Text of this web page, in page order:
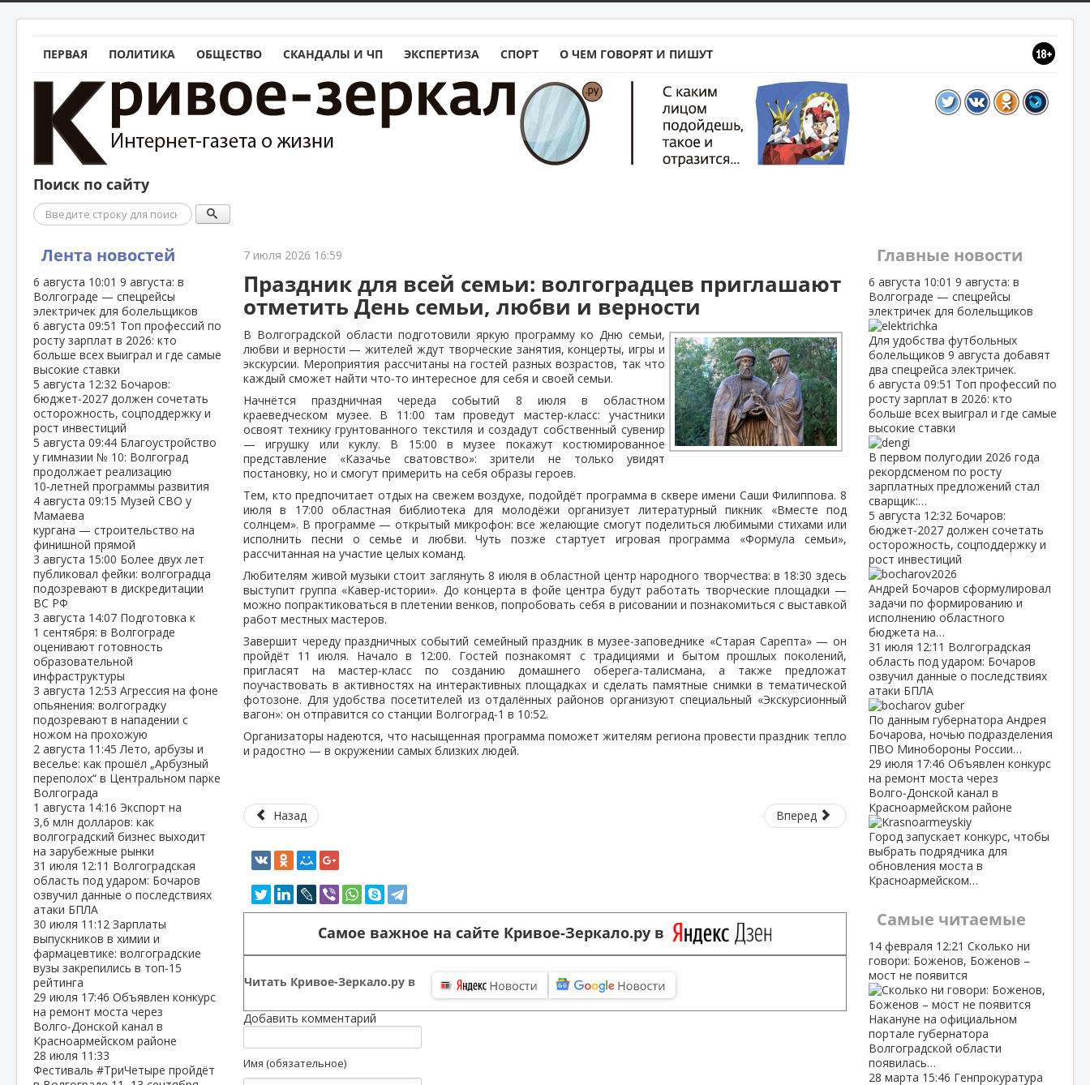
ПЕРВАЯ ПОЛИТИКА ОБЩЕСТВО СКАНДАЛЫ И ЧП ЭКСПЕРТИЗА СПОРТ О ЧЕМ ГОВОРЯТ И ПИШУТ
Поиск по сайту
Поиск
Лента новостей
6 августа 10:01 9 августа: в
Волгограде — спецрейсы
электричек для болельщиков
6 августа 09:51 Топ профессий по
росту зарплат в 2026: кто
больше всех выиграл и где самые
высокие ставки
5 августа 12:32 Бочаров:
бюджет‑2027 должен сочетать
осторожность, соцподдержку и
рост инвестиций
5 августа 09:44 Благоустройство
у гимназии № 10: Волгоград
продолжает реализацию
10‑летней программы развития
4 августа 09:15 Музей СВО у
Мамаева
кургана — строительство на
финишной прямой
3 августа 15:00 Более двух лет
публиковал фейки: волгоградца
подозревают в дискредитации
ВС РФ
3 августа 14:07 Подготовка к
1 сентября: в Волгограде
оценивают готовность
образовательной
инфраструктуры
3 августа 12:53 Агрессия на фоне
опьянения: волгоградку
подозревают в нападении с
ножом на прохожую
2 августа 11:45Лето, арбузы и
веселье: как прошёл „Арбузный
переполох“ в Центральном парке
Волгограда
1 августа 14:16 Экспорт на
3,6 млн долларов: как
волгоградский бизнес выходит
на зарубежные рынки
31 июля 12:11 Волгоградская
область под ударом: Бочаров
озвучил данные о последствиях
атаки БПЛА
30 июля 11:12 Зарплаты
выпускников в химии и
фармацевтике: волгоградские
вузы закрепились в топ‑15
рейтинга
29 июля 17:46 Объявлен конкурс
на ремонт моста через
Волго‑Донской канал в
Красноармейском районе
28 июля 11:33
Фестиваль #ТриЧетыре пройдёт
7 июля 2026 16:59
Праздник для всей семьи: волгоградцев приглашают
отметить День семьи, любви и верности
В Волгоградской области подготовили яркую программу ко Дню семьи,
любви и верности — жителей ждут творческие занятия, концерты, игры и
экскурсии. Мероприятия рассчитаны на гостей разных возрастов, так что
каждый сможет найти что‑то интересное для себя и своей семьи.
Начнётся праздничная череда событий 8 июля в областном
краеведческом музее. В 11:00 там проведут мастер‑класс: участники
освоят технику грунтованного текстиля и создадут собственный сувенир
— игрушку или куклу. В 15:00 в музее покажут костюмированное
представление «Казачье сватовство»: зрители не только увидят
постановку, но и смогут примерить на себя образы героев.
Тем, кто предпочитает отдых на свежем воздухе, подойдёт программа в сквере имени Саши Филиппова. 8
июля в 17:00 областная библиотека для молодёжи организует литературный пикник «Вместе под
солнцем». В программе — открытый микрофон: все желающие смогут поделиться любимыми стихами или
исполнить песни о семье и любви. Чуть позже стартует игровая программа «Формула семьи»,
рассчитанная на участие целых команд.
Любителям живой музыки стоит заглянуть 8 июля в областной центр народного творчества: в 18:30 здесь
выступит группа «Кавер‑истории». До концерта в фойе центра будут работать творческие площадки —
можно попрактиковаться в плетении венков, попробовать себя в рисовании и познакомиться с выставкой
работ местных мастеров.
Завершит череду праздничных событий семейный праздник в музее‑заповеднике «Старая Сарепта» — он
пройдёт 11 июля. Начало в 12:00. Гостей познакомят с традициями и бытом прошлых поколений,
пригласят на мастер‑класс по созданию домашнего оберега‑талисмана, а также предложат
поучаствовать в активностях на интерактивных площадках и сделать памятные снимки в тематической
фотозоне. Для удобства посетителей из отдалённых районов организуют специальный «Экскурсионный
вагон»: он отправится со станции Волгоград‑1 в 10:52.
Организаторы надеются, что насыщенная программа поможет жителям региона провести праздник тепло
и радостно — в окружении самых близких людей.
Назад Вперед
Самое важное на сайте Кривое-Зеркало.ру в
Читать Кривое-Зеркало.ру в
Добавить комментарий
Имя (обязательное)
Главные новости
6 августа 10:01 9 августа: в
Волгограде — спецрейсы
электричек для болельщиков
Для удобства футбольных
болельщиков 9 августа добавят
два спецрейса электричек.
6 августа 09:51 Топ профессий по
росту зарплат в 2026: кто
больше всех выиграл и где самые
высокие ставки
В первом полугодии 2026 года
рекордсменом по росту
зарплатных предложений стал
сварщик:…
5 августа 12:32 Бочаров:
бюджет‑2027 должен сочетать
осторожность, соцподдержку и
рост инвестиций
Андрей Бочаров сформулировал
задачи по формированию и
исполнению областного
бюджета на…
31 июля 12:11 Волгоградская
область под ударом: Бочаров
озвучил данные о последствиях
атаки БПЛА
По данным губернатора Андрея
Бочарова, ночью подразделения
ПВО Минобороны России…
29 июля 17:46 Объявлен конкурс
на ремонт моста через
Волго‑Донской канал в
Красноармейском районе
Город запускает конкурс, чтобы
выбрать подрядчика для
обновления моста в
Красноармейском…
Самые читаемые
14 февраля 12:21 Сколько ни
говори: Боженов, Боженов –
мост не появится
Накануне на официальном
портале губернатора
Волгоградской области
появилась…
28 марта 15:46 Генпрокуратура